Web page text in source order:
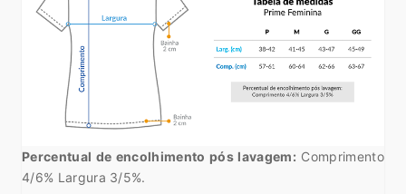
Percentual de encolhimento pós lavagem: Comprimento
4/6% Largura 3/5%.